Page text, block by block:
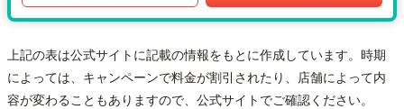
上記の表は公式サイトに記載の情報をもとに作成しています。時期
によっては、キャンペーンで料金が割引されたり、店舗によって内
容が変わることもありますので、公式サイトでご確認ください。